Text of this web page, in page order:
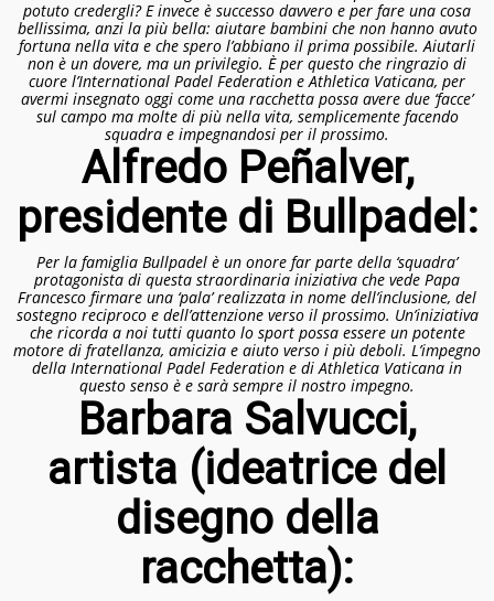
potuto credergli? E invece è successo davvero e per fare una cosa
bellissima, anzi la più bella: aiutare bambini che non hanno avuto
fortuna nella vita e che spero l’abbiano il prima possibile. Aiutarli
non è un dovere, ma un privilegio. È per questo che ringrazio di
cuore l’International Padel Federation e Athletica Vaticana, per
avermi insegnato oggi come una racchetta possa avere due ‘facce’
sul campo ma molte di più nella vita, semplicemente facendo
squadra e impegnandosi per il prossimo.
Alfredo Peñalver,
presidente di Bullpadel:
Per la famiglia Bullpadel è un onore far parte della ‘squadra’
protagonista di questa straordinaria iniziativa che vede Papa
Francesco firmare una ‘pala’ realizzata in nome dell’inclusione, del
sostegno reciproco e dell’attenzione verso il prossimo. Un’iniziativa
che ricorda a noi tutti quanto lo sport possa essere un potente
motore di fratellanza, amicizia e aiuto verso i più deboli. L’impegno
della International Padel Federation e di Athletica Vaticana in
questo senso è e sarà sempre il nostro impegno.
Barbara Salvucci,
artista (ideatrice del
disegno della
racchetta):